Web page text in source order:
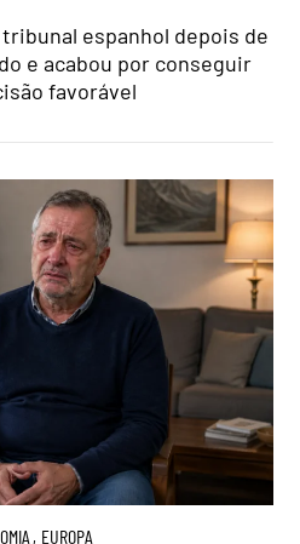
espanhol depois de
e acabou por conseguir
favorável
, EUROPA